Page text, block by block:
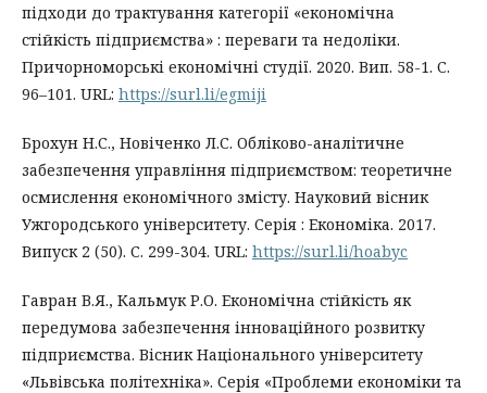
підходи до трактування категорії «економічна
стійкість підприємства» : переваги та недоліки.
Причорноморські економічні студії. 2020. Вип. 58-1. С.
96–101. URL: https://surl.li/egmiji
Брохун Н.С., Новіченко Л.С. Обліково-аналітичне
забезпечення управління підприємством: теоретичне
осмислення економічного змісту. Науковий вісник
Ужгородського університету. Серія : Економіка. 2017.
Випуск 2 (50). С. 299-304. URL: https://surl.li/hoabyc
Гавран В.Я., Кальмук Р.О. Економічна стійкість як
передумова забезпечення інноваційного розвитку
підприємства. Вісник Національного університету
«Львівська політехніка». Серія «Проблеми економіки та